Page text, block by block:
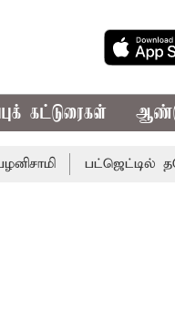
கட்டுரைகள்
பட்ஜெட்டில் தவெக